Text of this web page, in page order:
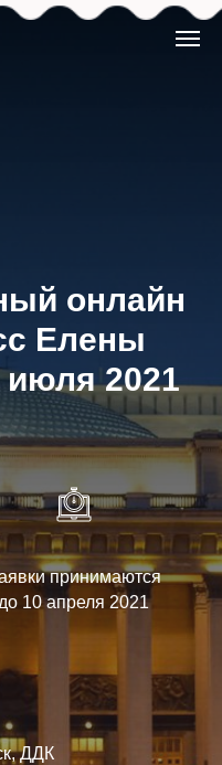
онлайн
Елены
2021
принимаются
до 10 апреля 2021
ДДК